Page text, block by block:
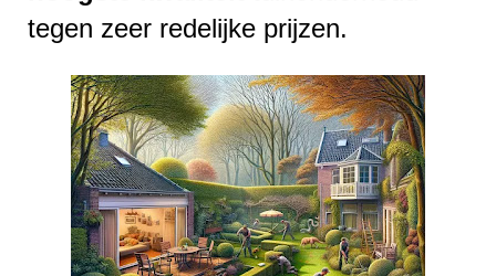
tegen zeer redelijke prijzen.